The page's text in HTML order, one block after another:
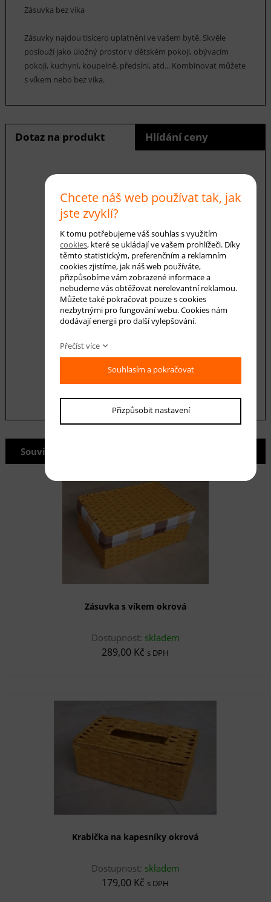
Zásuvka bez víka
Zásuvky najdou tisícero uplatnění ve vašem bytě. Skvěle
poslouží jako úložný prostor v dětském pokoji, obývacím
pokoji, kuchyni, koupelně, předsíni, atd... Kombinovat můžete
s víkem nebo bez víka.
Dotaz na produkt Hlídání ceny
E-mail *
Váš dotaz
odeslat
Související produkty
Zásuvka s víkem okrová
Dostupnost: skladem
289,00 Kč s DPH
Krabička na kapesníky okrová
Dostupnost: skladem
179,00 Kč s DPH
Chcete náš web používat tak, jak
jste zvyklí?
K tomu potřebujeme váš souhlas s využitím
cookies, které se ukládají ve vašem prohlížeči. Díky
těmto statistickým, preferenčním a reklamním
cookies zjistíme, jak náš web používáte,
přizpůsobíme vám zobrazené informace a
nebudeme vás obtěžovat nerelevantní reklamou.
Můžete také pokračovat pouze s cookies
nezbytnými pro fungování webu. Cookies nám
dodávají energii pro další vylepšování.
Přečíst více
Souhlasím a pokračovat
Přizpůsobit nastavení